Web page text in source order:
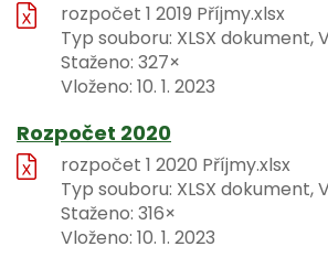
rozpočet 1 2019 Příjmy.xlsx
Typ souboru: XLSX dokument,
Staženo: 327×
Vloženo: 10. 1. 2023
Rozpočet 2020
rozpočet 1 2020 Příjmy.xlsx
Typ souboru: XLSX dokument,
Staženo: 316×
Vloženo: 10. 1. 2023